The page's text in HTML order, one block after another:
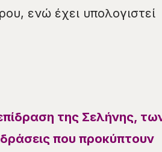
ενώ έχει υπολογιστεί
της Σελήνης,
που προκύπτουν